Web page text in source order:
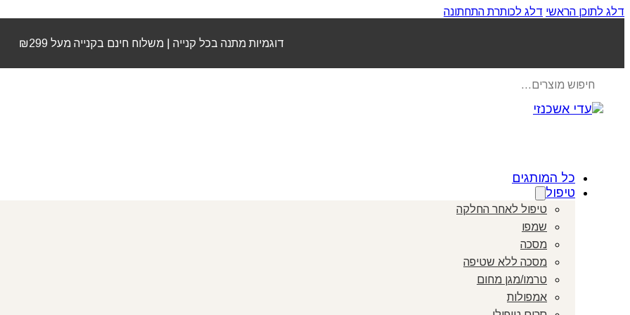
דלג לתוכן הראשי דלג לכותרת התחתונה
דוגמיות מתנה בכל קנייה | משלוח חינם בקנייה מעל ₪299
search
כל המותגים
טיפול
טיפול לאחר החלקה
שמפו
מסכה
מסכה ללא שטיפה
טרמו/מגן מחום
אמפולות